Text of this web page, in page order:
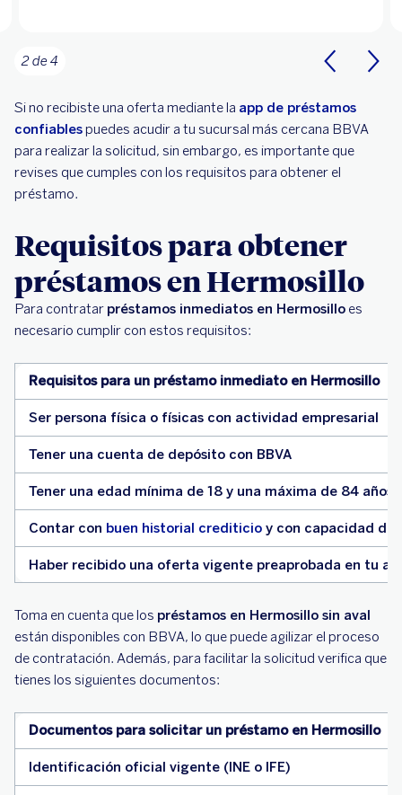
2 de 4
Si no recibiste una oferta mediante la app de préstamos
confiablespuedes acudir a tu sucursal más cercana BBVA
para realizar la solicitud, sin embargo, es importante que
revises que cumples con los requisitos para obtener el
préstamo.
Requisitos para obtener
préstamos en Hermosillo
Para contratar préstamos inmediatos en Hermosillo es
necesario cumplir con estos requisitos:
Requisitos para un préstamo inmediato en Hermosillo
Ser persona física o físicas con actividad empresarial
Tener una cuenta de depósito con BBVA
Tener una edad mínima de 18 y una máxima de 84
Contar con buen historial crediticio y con capacidad de
Haber recibido una oferta vigente preaprobada en tu
Toma en cuenta que los préstamos en Hermosillo sin aval
están disponibles con BBVA, lo que puede agilizar el proceso
de contratación. Además, para facilitar la solicitud verifica que
tienes los siguientes documentos:
Documentos para solicitar un préstamo en Hermosillo
Identificación oficial vigente (INE o IFE)